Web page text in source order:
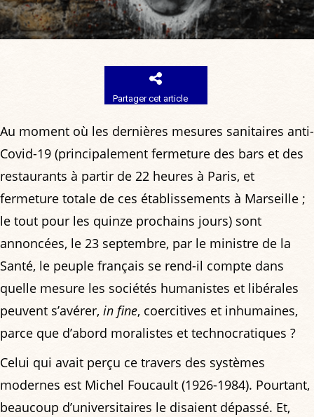
Partager cet article
Au moment où les dernières mesures sanitaires anti-
Covid-19 (principalement fermeture des bars et des
restaurants à partir de 22 heures à Paris, et
fermeture totale de ces établissements à Marseille ;
le tout pour les quinze prochains jours) sont
annoncées, le 23 septembre, par le ministre de la
Santé, le peuple français se rend-il compte dans
quelle mesure les sociétés humanistes et libérales
peuvent s’avérer, in fine, coercitives et inhumaines,
parce que d’abord moralistes et technocratiques ?
Celui qui avait perçu ce travers des systèmes
modernes est Michel Foucault (1926-1984). Pourtant,
beaucoup d’universitaires le disaient dépassé. Et,